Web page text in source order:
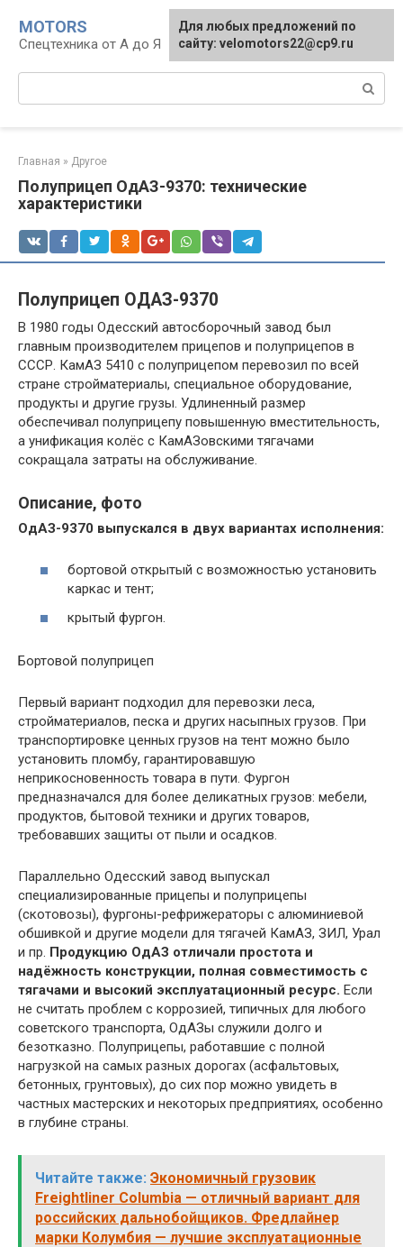
контенту
MOTORS
Спецтехника от А до Я
Главная » Другое
Полуприцеп ОдАЗ-9370: технические
характеристики
Полуприцеп ОДАЗ-9370
В 1980 годы Одесский автосборочный завод был
главным производителем прицепов и полуприцепов в
СССР. КамАЗ 5410 с полуприцепом перевозил по всей
стране стройматериалы, специальное оборудование,
продукты и другие грузы. Удлиненный размер
обеспечивал полуприцепу повышенную вместительность,
а унификация колёс с КамАЗовскими тягачами
сокращала затраты на обслуживание.
Описание, фото
ОдАЗ-9370 выпускался в двух вариантах исполнения:
бортовой открытый с возможностью установить
каркас и тент;
крытый фургон.
Бортовой полуприцеп
Первый вариант подходил для перевозки леса,
стройматериалов, песка и других насыпных грузов. При
транспортировке ценных грузов на тент можно было
установить пломбу, гарантировавшую
неприкосновенность товара в пути. Фургон
предназначался для более деликатных грузов: мебели,
продуктов, бытовой техники и других товаров,
требовавших защиты от пыли и осадков.
Параллельно Одесский завод выпускал
специализированные прицепы и полуприцепы
(скотовозы), фургоны-рефрижераторы с алюминиевой
обшивкой и другие модели для тягачей КамАЗ, ЗИЛ, Урал
и пр. Продукцию ОдАЗ отличали простота и
надёжность конструкции, полная совместимость с
тягачами и высокий эксплуатационный ресурс. Если
не считать проблем с коррозией, типичных для любого
советского транспорта, ОдАЗы служили долго и
безотказно. Полуприцепы, работавшие с полной
нагрузкой на самых разных дорогах (асфальтовых,
бетонных, грунтовых), до сих пор можно увидеть в
частных мастерских и некоторых предприятиях, особенно
в глубине страны.
Читайте также: Экономичный грузовик
Freightliner Columbia — отличный вариант для
российских дальнобойщиков. Фредлайнер
марки Колумбия — лучшие эксплуатационные
Для любых предложений по
сайту: velomotors22@cp9.ru